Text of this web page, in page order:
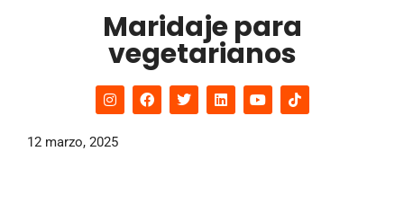
Maridaje para
vegetarianos
12 marzo, 2025